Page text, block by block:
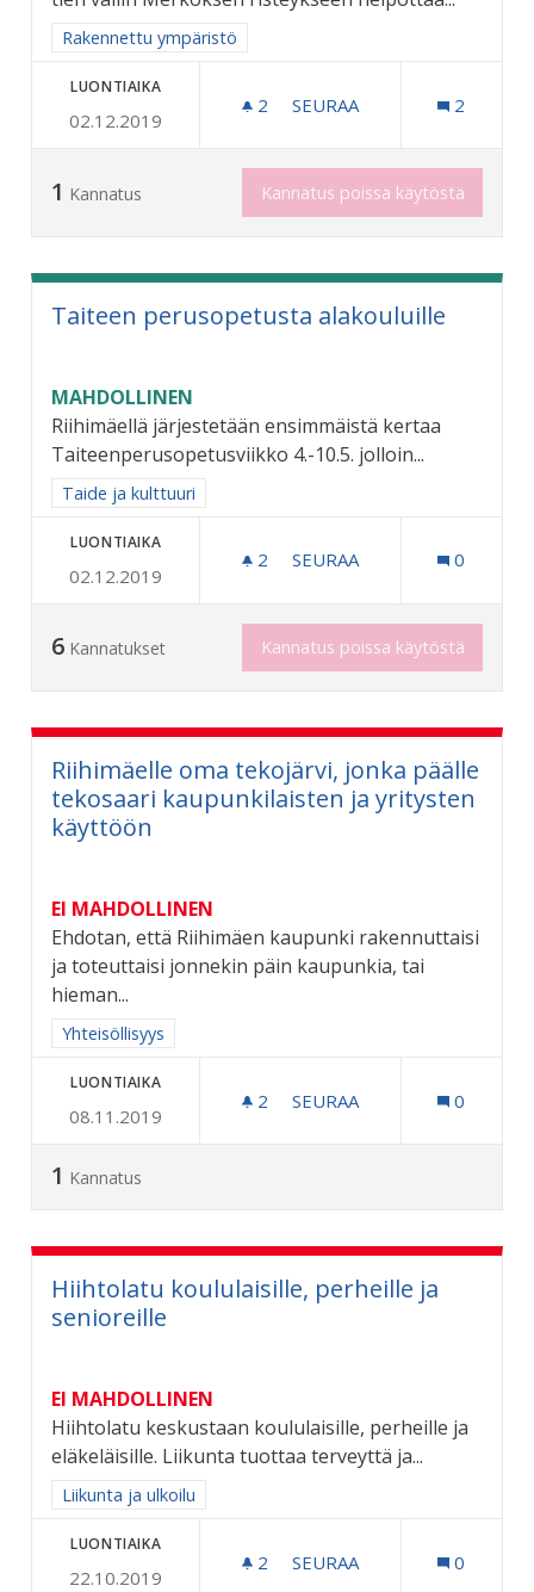
Rajaa tulokset aihepiirin mukaan: Rakennettu ympäristö
Rakennettu ympäristö
LUONTIAIKA
02.12.2019
2 2 SEURAAJAA
SEURAA 2
1 Kannatus Kannatus poissa käytöstä
Taiteen perusopetusta alakouluille
MAHDOLLINEN
Riihimäellä järjestetään ensimmäistä kertaa
Taiteenperusopetusviikko 4.-10.5. jolloin...
Rajaa tulokset aihepiirin mukaan: Taide ja kulttuuri
Taide ja kulttuuri
LUONTIAIKA
02.12.2019
2 2 SEURAAJAA
SEURAA 0
6 Kannatukset Kannatus poissa käytöstä
Riihimäelle oma tekojärvi, jonka päälle
tekosaari kaupunkilaisten ja yritysten
käyttöön
EI MAHDOLLINEN
Ehdotan, että Riihimäen kaupunki rakennuttaisi
ja toteuttaisi jonnekin päin kaupunkia, tai
hieman...
Rajaa tulokset aihepiirin mukaan: Yhteisöllisyys
Yhteisöllisyys
LUONTIAIKA
08.11.2019
2 2 SEURAAJAA
SEURAA 0
1 Kannatus
Hiihtolatu koululaisille, perheille ja
senioreille
EI MAHDOLLINEN
Hiihtolatu keskustaan koululaisille, perheille ja
eläkeläisille. Liikunta tuottaa terveyttä ja...
Rajaa tulokset aihepiirin mukaan: Liikunta ja ulkoilu
Liikunta ja ulkoilu
LUONTIAIKA
22.10.2019
2 2 SEURAAJAA
SEURAA 0